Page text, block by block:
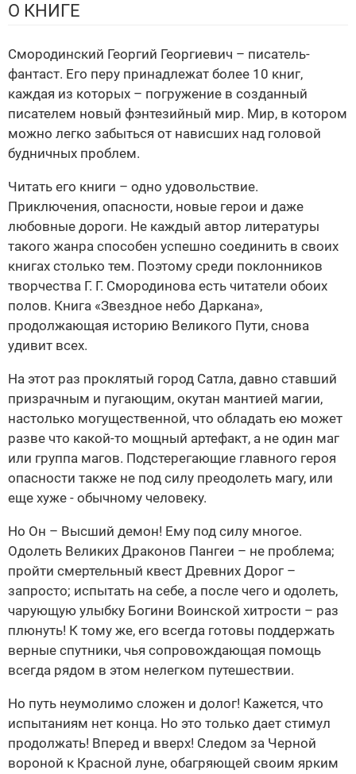
О КНИГЕ
Смородинский Георгий Георгиевич – писатель-
фантаст. Его перу принадлежат более 10 книг,
каждая из которых – погружение в созданный
писателем новый фэнтезийный мир. Мир, в котором
можно легко забыться от нависших над головой
будничных проблем.
Читать его книги – одно удовольствие.
Приключения, опасности, новые герои и даже
любовные дороги. Не каждый автор литературы
такого жанра способен успешно соединить в своих
книгах столько тем. Поэтому среди поклонников
творчества Г. Г. Смородинова есть читатели обоих
полов. Книга «Звездное небо Даркана»,
продолжающая историю Великого Пути, снова
удивит всех.
На этот раз проклятый город Сатла, давно ставший
призрачным и пугающим, окутан мантией магии,
настолько могущественной, что обладать ею может
разве что какой-то мощный артефакт, а не один маг
или группа магов. Подстерегающие главного героя
опасности также не под силу преодолеть магу, или
еще хуже - обычному человеку.
Но Он – Высший демон! Ему под силу многое.
Одолеть Великих Драконов Пангеи – не проблема;
пройти смертельный квест Древних Дорог –
запросто; испытать на себе, а после чего и одолеть,
чарующую улыбку Богини Воинской хитрости – раз
плюнуть! К тому же, его всегда готовы поддержать
верные спутники, чья сопровождающая помощь
всегда рядом в этом нелегком путешествии.
Но путь неумолимо сложен и долог! Кажется, что
испытаниям нет конца. Но это только дает стимул
продолжать! Вперед и вверх! Следом за Черной
вороной к Красной луне, обагряющей своим ярким